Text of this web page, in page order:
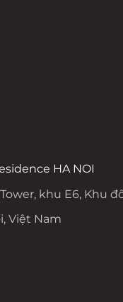
HA NOI
khu E6, Khu
Việt Nam